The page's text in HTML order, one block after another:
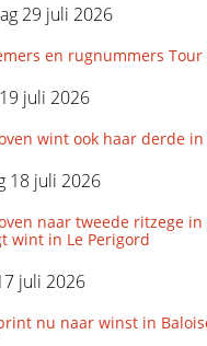
29 juli 2026
en rugnummers Tour
juli 2026
wint ook haar derde
18 juli 2026
naar tweede ritzege in
wint in Le Perigord
juli 2026
nu naar winst in